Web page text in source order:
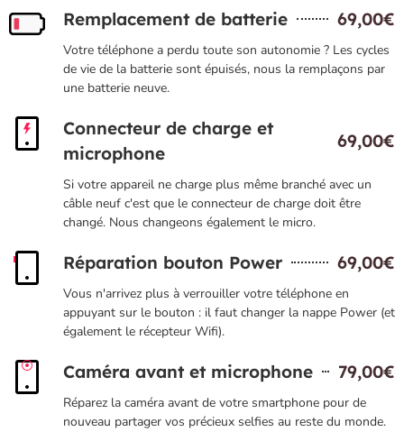
Remplacement de batterie 69,00€
Votre téléphone a perdu toute son autonomie ? Les cycles
de vie de la batterie sont épuisés, nous la remplaçons par
une batterie neuve.
Connecteur de charge et
microphone
69,00€
Si votre appareil ne charge plus même branché avec un
câble neuf c'est que le connecteur de charge doit être
changé. Nous changeons également le micro.
Réparation bouton Power 69,00€
Vous n'arrivez plus à verrouiller votre téléphone en
appuyant sur le bouton : il faut changer la nappe Power (et
également le récepteur Wifi).
Caméra avant et microphone 79,00€
Réparez la caméra avant de votre smartphone pour de
nouveau partager vos précieux selfies au reste du monde.